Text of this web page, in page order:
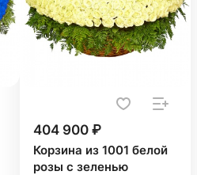
404 900 ₽
Корзина из 1001 белой
розы с зеленью